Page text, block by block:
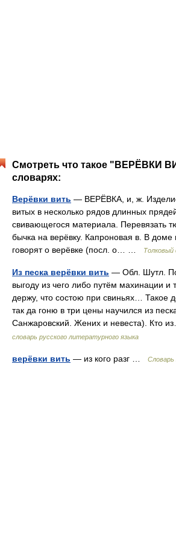
Смотреть что такое "ВЕРЁВКИ
словарях:
Верёвки вить — ВЕРЁВКА, и, ж.
витых в несколько рядов длинных
свивающегося материала. Перевязать
бычка на верёвку. Капроновая в. В доме
говорят о верёвке (посл. о… …
Толковый
Из песка верёвки вить — Обл. Шутл.
выгоду из чего либо путём махинации и
держу, что состою при свиньях… Такое
так да гоню в три цены научился из
Санжаровский. Жених и невеста). Кто
словарь русского литературного языка
верёвки вить — из кого разг … Словарь